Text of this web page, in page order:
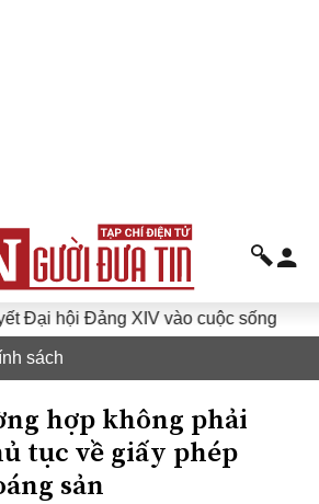
Đảng XIV vào cuộc sống Hướng
sách
hợp không phải
tục về giấy phép
sản